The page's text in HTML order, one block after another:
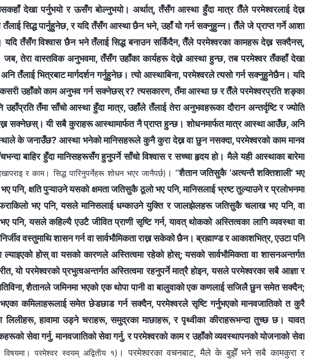
देखा पर्नुभयो र ऊसँग बोल्नुभयो। अर्थात्, तँसँग आस्था हुँदा मात्र तैँले परमेश्‍वरलाई देख्न
सिद्ध पार्नुहुनेछ, र यदि तँसँग आस्था छैन भने, उहाँ यो गर्न सक्नुहुन्न। तैँले जे प्राप्त गर्ने आशा
तँसँग विश्‍वास छैन भने तँलाई सिद्ध बनाउन सकिँदैन, तैँले परमेश्‍वरका कामहरू देख्न सक्दैनस्,
तेरा वास्तविक अनुभवमा, तँसँग उहाँका कार्यहरू देख्ने आस्था हुन्छ, तब परमेश्‍वर तँकहाँ देखा
तँलाई भित्रबाट मार्गदर्शन गर्नुहुनेछ। त्यो आस्थाबिना, परमेश्‍वरले त्यसो गर्न सक्‍नुहुनेछैन। यदि
उहाँको काम अनुभव गर्न सक्‍नेछस् र? त्यसकारण, तँमा आस्था छ र तैँले परमेश्‍वरप्रति शङ्का
तँमा साँचो आस्था हुँदा मात्र, उहाँले तँलाई तेरा अनुभवहरूका दौरान अन्तर्दृष्टि र ज्योति
सक्‍नेछस्। यी सबै कुराहरू आस्थामार्फत नै प्राप्त हुन्छ। शोधनमार्फत मात्र आस्था आउँछ, अनि
के जनाउँछ? आस्था भनेको मानिसहरूले कुनै कुरा देख्न वा छुन नसक्दा, परमेश्‍वरको काम मानव
बाहिर हुँदा मानिसहरूसँग हुनुपर्ने साँचो विश्वास र सच्चा हृदय हो। मैले यही आस्थाका बारेमा
र काम। सिद्ध पारिनुपर्नेहरू शोधन भएर जानैपर्छ) । “शैतान जतिसुकै ‘अत्यन्तै शक्तिशाली’ भए
पनि, क्षति पुऱ्याउने यसको क्षमता जतिसुकै ठूलो भए पनि, मानिसलाई भ्रष्ट तुल्याउने र प्रलोभनमा
भए पनि, यसले मानिसलाई धम्काउने युक्ति र जालझेलहरू जतिसुकै चलाख भए पनि, वा
यसले कहिल्यै एउटै जीवित प्राणी सृष्टि गर्न, यावत् थोकको अस्तित्वका लागि व्यवस्था वा
वस्तुमाथि शासन गर्न वा सार्वभौमिकता राख्न सकेको छैन। ब्रह्माण्ड र आकाशभित्र, एउटा पनि
होस् वा यसको कारणले अस्तित्वमा रहेको होस्; यसको सार्वभौमिकता वा शासनअन्तर्गत
यो परमेश्‍वरको प्रभुत्वअन्तर्गत अस्तित्वमा रहनुपर्ने मात्रै होइन, यसले परमेश्‍वरका सबै आज्ञा र
शैतानले जमिनमा भएको एक थोपा पानी वा बालुवाको एक कणलाई सजिलै छुन समेत सक्दैन;
कमिलाहरूलाई समेत छेडछाड गर्न सक्दैन, परमेश्‍वरले सृष्टि गर्नुभएको मानवजातिको त कुरै
लिलीहरू, हावामा उड्ने चराहरू, समुद्रका माछाहरू, र पृथ्वीका कीराहरूभन्दा तुच्छ छ। यावत्
सेवा गर्नु, मानवजातिको सेवा गर्नु, र परमेश्‍वरको काम र उहाँको व्यवस्थापनको योजनाको सेवा
परमेश्‍वर स्वयम् अद्वितीय १) । परमेश्‍वरका वचनबाट, मैले के बुझेँ भने सबै कामकुरा र